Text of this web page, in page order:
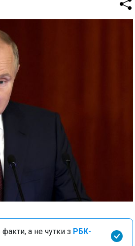
а не чутки з РБК-